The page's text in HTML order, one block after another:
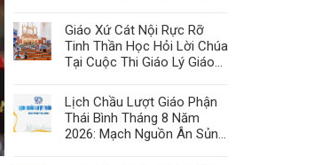
Giáo Xứ Cát Nội Rực Rỡ
Tinh Thần Học Hỏi Lời Chúa
Tại Cuộc Thi Giáo Lý Giáo
Lịch Chầu Lượt Giáo Phận
Thái Bình Tháng 8 Năm
2026: Mạch Nguồn Ân Sủng